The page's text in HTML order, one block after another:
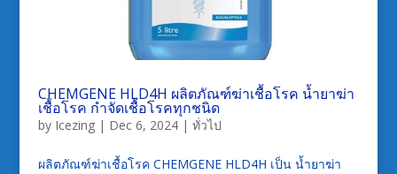
CHEMGENE HLD4H ผลิตภัณฑ์ฆ่าเชื้อโรค น้ำยาฆ่า
เชื้อโรค กำจัดเชื้อโรคทุกชนิด
by Icezing| Dec 6, 2024| ทั่วไป
ผลิตภัณฑ์ฆ่าเชื้อโรค CHEMGENE HLD4H เป็น น้ำยาฆ่า